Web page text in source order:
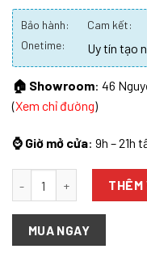
Bảo hành: Cam kết:
Onetime: Uy tín tạo
🏠 Showroom: 46
(Xem chỉ đường)
⌚ Giờ mở cửa: 9h – 21h
THÊM
MUA NGAY